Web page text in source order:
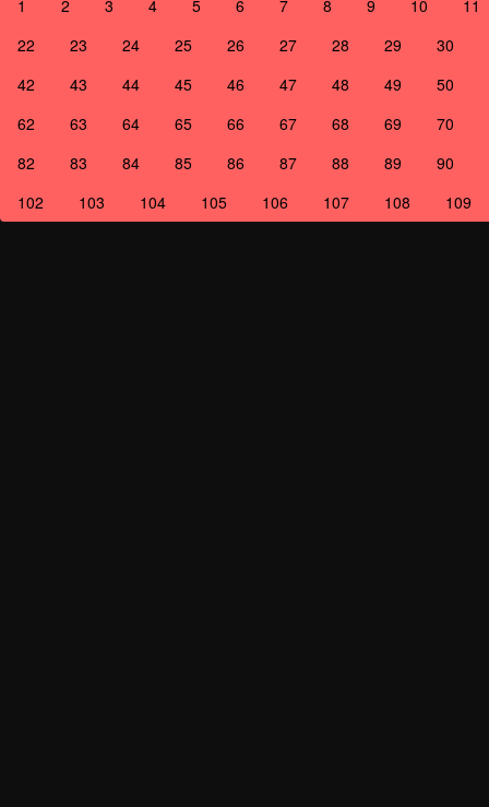
1 2 3 4 5 6 7 8 9 10
11
22
23 24 25 26 27 28 29
30
42
43 44 45 46 47 48 49
50
62
63 64 65 66 67 68 69
70
82
83 84 85 86 87 88 89
90
102
103 104 105 106 107 108 109